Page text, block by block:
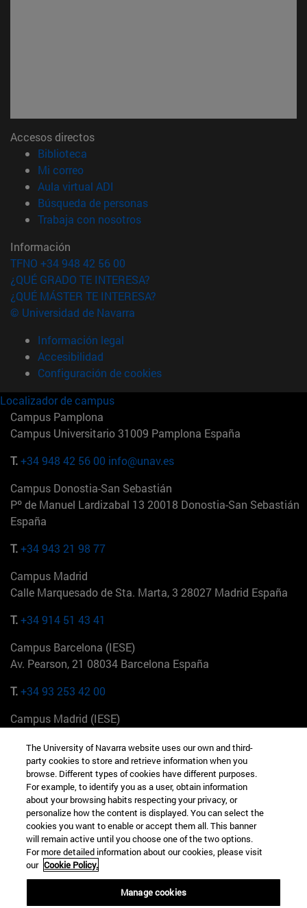
Accesos directos
Biblioteca
Mi correo(abre en nueva ventana)
Aula virtual ADI
Búsqueda de personas(abre en nueva ventana)
Trabaja con nosotros(abre en nueva ventana)
Información
TFNO +34 948 42 56 00
¿QUÉ GRADO TE INTERESA?
¿QUÉ MÁSTER TE INTERESA?
© Universidad de Navarra
Información legal
Accesibilidad
Configuración de cookies
Localizador de campus
Campus Pamplona
Campus Universitario 31009 Pamplona España
T.+34 948 42 56 00 info@unav.es
Campus Donostia-San Sebastián
Pº de Manuel Lardizabal 13 20018 Donostia-San Sebastián
España
T.+34 943 21 98 77
Campus Madrid
Calle Marquesado de Sta. Marta, 3 28027 Madrid España
T.+34 914 51 43 41
Campus Barcelona (IESE)
Av. Pearson, 21 08034 Barcelona España
T.+34 93 253 42 00
Campus Madrid (IESE)
+34 912 11 30 00
Campus Nueva York (IESE)
165 W 57th St 10019-2201 Nueva York EE.UU
+1 646 346 8850
Campus Munich (IESE)
Maria-Theresia-Straße 15 81675 Múnich Alemania
The University of Navarra website uses our own and third-
party cookies to store and retrieve information when you
browse. Different types of cookies have different purposes.
For example, to identify you as a user, obtain information
about your browsing habits respecting your privacy, or
personalize how the content is displayed. You can select the
cookies you want to enable or accept them all. This banner
will remain active until you choose one of the two options.
For more detailed information about our cookies, please visit
our Cookie Policy.
Manage cookies